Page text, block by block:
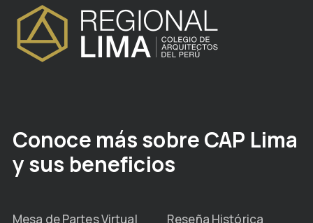
Conoce más sobre CAP Lima
y sus beneficios
Mesa de Partes Virtual Reseña Histórica